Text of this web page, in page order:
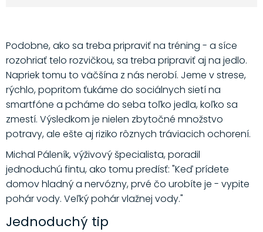
Podobne, ako sa treba pripraviť na tréning - a síce
rozohriať telo rozvičkou, sa treba pripraviť aj na jedlo.
Napriek tomu to väčšína z nás nerobí. Jeme v strese,
rýchlo, popritom ťukáme do sociálnych sietí na
smartfóne a pcháme do seba toľko jedla, koľko sa
zmestí. Výsledkom je nielen zbytočné množstvo
potravy, ale ešte aj riziko rôznych tráviacich ochorení.
Michal Páleník, výživový špecialista, poradil
jednoduchú fintu, ako tomu predísť: "Keď prídete
domov hladný a nervózny, prvé čo urobíte je - vypite
pohár vody. Veľký pohár vlažnej vody."
Jednoduchý tip